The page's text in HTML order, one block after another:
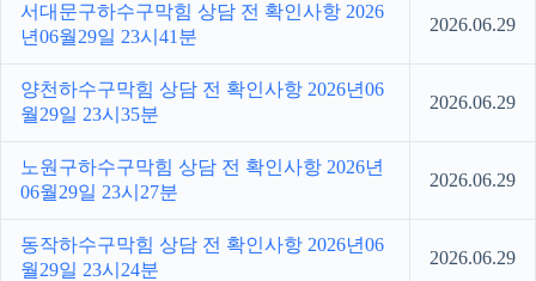
서대문구하수구막힘 상담 전 확인사항 2026
년06월29일 23시41분
2026.06.29
양천하수구막힘 상담 전 확인사항 2026년06
월29일 23시35분
2026.06.29
노원구하수구막힘 상담 전 확인사항 2026년
06월29일 23시27분
2026.06.29
동작하수구막힘 상담 전 확인사항 2026년06
월29일 23시24분
2026.06.29